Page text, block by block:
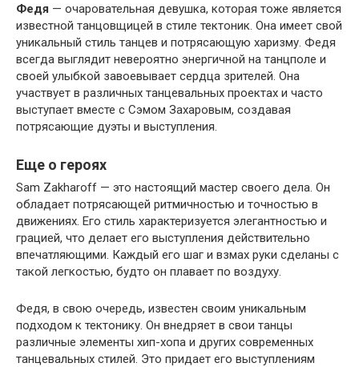
Федя — очаровательная девушка, которая тоже является
известной танцовщицей в стиле тектоник. Она имеет свой
уникальный стиль танцев и потрясающую харизму. Федя
всегда выглядит невероятно энергичной на танцполе и
своей улыбкой завоевывает сердца зрителей. Она
участвует в различных танцевальных проектах и часто
выступает вместе с Сэмом Захаровым, создавая
потрясающие дуэты и выступления.
Еще о героях
Sam Zakharoff — это настоящий мастер своего дела. Он
обладает потрясающей ритмичностью и точностью в
движениях. Его стиль характеризуется элегантностью и
грацией, что делает его выступления действительно
впечатляющими. Каждый его шаг и взмах руки сделаны с
такой легкостью, будто он плавает по воздуху.
Федя, в свою очередь, известен своим уникальным
подходом к тектонику. Он внедряет в свои танцы
различные элементы хип-хопа и других современных
танцевальных стилей. Это придает его выступлениям